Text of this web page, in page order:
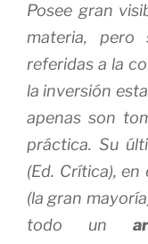
Posee gran
materia, pero
referidas a la
la inversión
apenas son
práctica. Su
(Ed. Crítica),
(la gran
todo un